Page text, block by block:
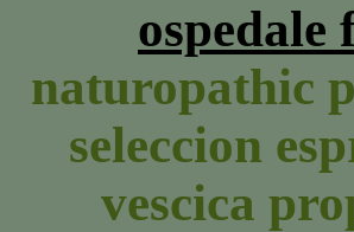
ospedale
naturopathic
seleccion
vescica